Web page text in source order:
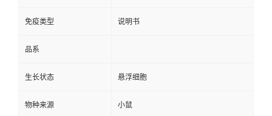
免疫类型 说明书
品系
生长状态 悬浮细胞
物种来源 小鼠